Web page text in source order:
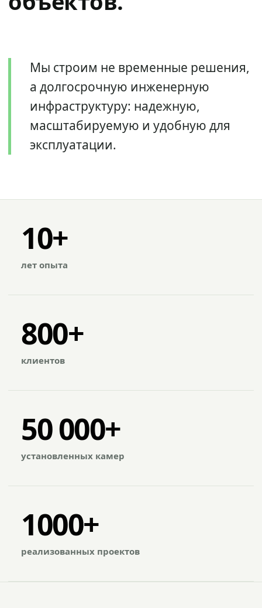
Мы строим не временные решения,
а долгосрочную инженерную
инфраструктуру: надежную,
масштабируемую и удобную для
эксплуатации.
10+
лет опыта
800+
клиентов
50 000+
установленных камер
1000+
реализованных проектов